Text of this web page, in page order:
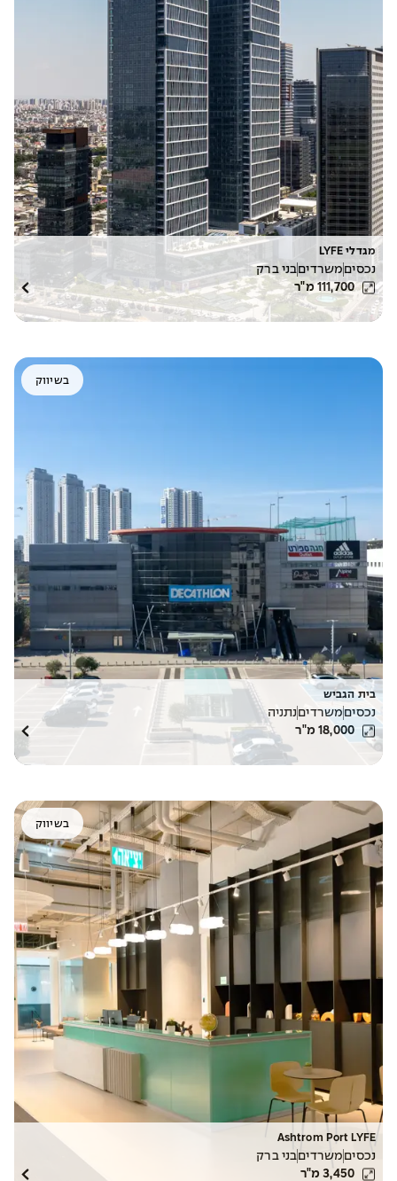
מגדלי LYFE
נכסים משרדיםבני ברק
111,700 מ"ר
בשיווק
בית הגביש
נכסים משרדים נתניה
18,000 מ"ר
בשיווק
Ashtrom Port LYFE
נכסים משרדיםבני ברק
3,450 מ"ר